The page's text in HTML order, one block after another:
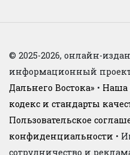
© 2025-2026, онлайн-
информационный
Дальнего Востока» • Наша
кодекс и стандарты
Пользовательское
конфиденциальности •
сотрудничество и